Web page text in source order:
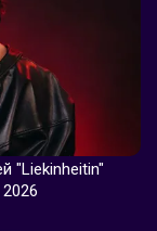
"Liekinheitin"